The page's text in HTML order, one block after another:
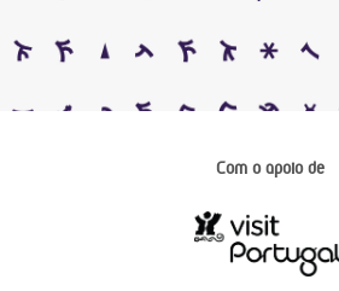
Com o apoio de